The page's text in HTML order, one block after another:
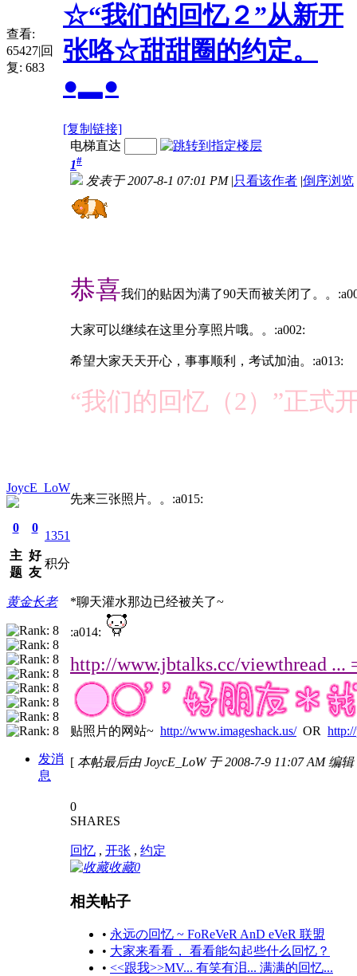
查看:
65427|回
复: 683
☆“我们的回忆２”从新开
张咯☆甜甜圈的约定。
●▂●
[复制链接]
JoycE_LoW
0
主
题
0
好
友
1351
积分
黄金长老
发消
息
电梯直达
1#
发表于 2007-8-1 07:01 PM |只看该作者 |倒序浏览
恭喜我们的贴因为满了90天而被关闭了。。
大家可以继续在这里分享照片哦。。:a002:
希望大家天天开心，事事顺利，考试加油。:a013:
“我们的回忆（2）”正式
先来三张照片。。:a015:
*聊天灌水那边已经被关了~
:a014:
http://www.jbtalks.cc/viewthread ...
贴照片的网站~ http://www.imageshack.us/OR
[ 本帖最后由 JoycE_LoW 于 2008-7-9 11:07 AM 编辑
0
SHARES
回忆 , 开张 , 约定
收藏0
相关帖子
• 永远の回忆 ~ FoReVeR AnD eVeR 联盟
• 大家来看看， 看看能勾起些什么回忆？
• <<跟我>>MV... 有笑有泪... 满满的回忆...